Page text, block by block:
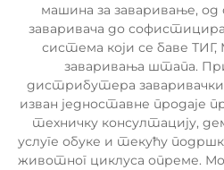
машина за заваривање, од
заваривача до
система који се баве
заваривања штапа.
дистрибутера
изван једноставне продаје
техничку консултацију,
услуге обуке и текућу
животног циклуса опреме.